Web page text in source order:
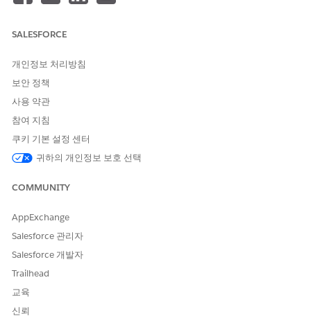
로 항목을 포함하거나 제외합니다. 예를 들어, 개인 설정 요청에
수 있습니다.
권장 사항 필터 연산자
필드를 비교할 적절한 연산자를 선택하여 권장 논리를 구체화합
니다.
하위 집합 연산자로 항목 필터링
권장 사항 또는 프로모션을 표시하기 전에 엄격한 적격성 규칙
을 만듭니다.
SALESFORCE
개인정보 처리방침
보안 정책
사용 약관
참여 지침
쿠키 기본 설정 센터
귀하의 개인정보 보호 선택
COMMUNITY
AppExchange
Salesforce 관리자
Salesforce 개발자
Trailhead
교육
신뢰